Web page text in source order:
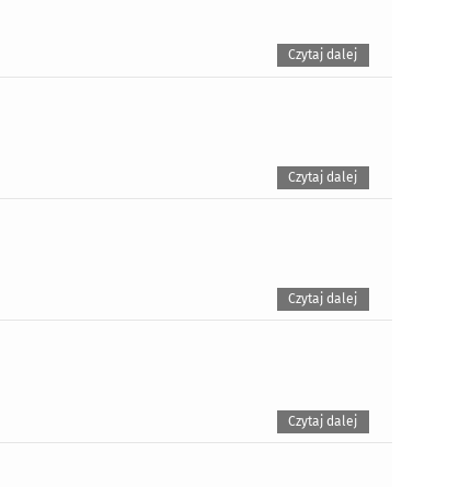
Czytaj dalej
Czytaj dalej
Czytaj dalej
Czytaj dalej